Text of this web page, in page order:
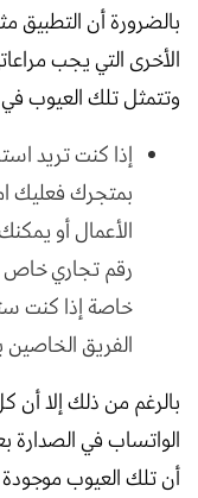
بالضرورة أن التطبيق
الأخرى التي يجب
وتتمثل تلك العيوب في
إذا كنت تريد
بمتجرك فعليك
الأعمال أو
رقم تجاري خاص
خاصة إذا كنت
الفريق
بالرغم من ذلك إلا أن
الواتساب في الصدارة
أن تلك العيوب موجودة